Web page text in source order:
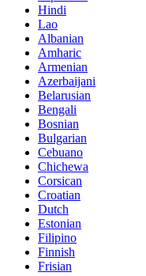
Hindi
Lao
Albanian
Amharic
Armenian
Azerbaijani
Belarusian
Bengali
Bosnian
Bulgarian
Cebuano
Chichewa
Corsican
Croatian
Dutch
Estonian
Filipino
Finnish
Frisian